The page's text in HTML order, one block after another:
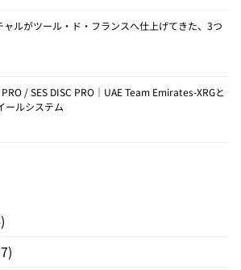
ャルがツール・ド・フランスへ仕上げてきた、3つ
PRO / SES DISC PRO｜UAE Team Emirates-XRGと
ールシステム